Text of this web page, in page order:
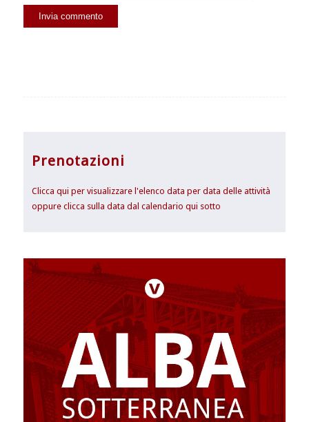
Prenotazioni
Clicca qui per visualizzare l'elenco data per data delle attività
oppure clicca sulla data dal calendario qui sotto